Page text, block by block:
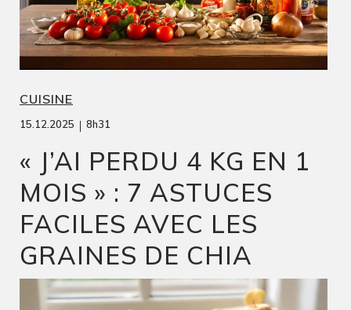
CUISINE
15.12.2025 | 8h31
« J’AI PERDU 4 KG EN 1
MOIS » : 7 ASTUCES
FACILES AVEC LES
GRAINES DE CHIA